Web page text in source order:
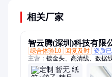
相关厂家
智云腾(深圳)科技有限
综合体验L0
回复及时 资质
主营： 镀金头、高清线、数据